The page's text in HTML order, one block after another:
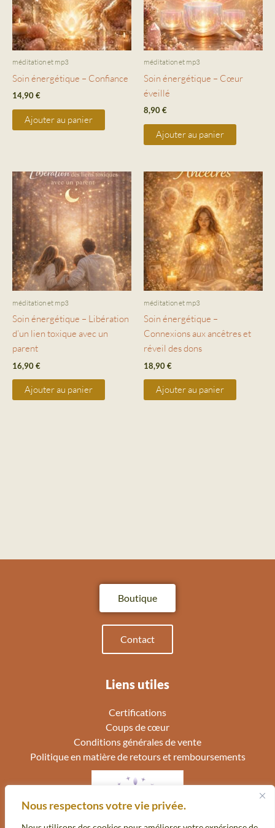
Nous respectons votre vie privée.
méditation et mp3
Soin énergétique – Confiance
14,90€
Ajouter au panier
méditation et mp3
Soin énergétique – Cœur
éveillé
8,90€
Ajouter au panier
méditation et mp3
Soin énergétique – Libération
d’un lien toxique avec un
parent
16,90€
Ajouter au panier
méditation et mp3
Soin énergétique –
Connexions aux ancêtres et
réveil des dons
18,90€
Ajouter au panier
Liens utiles
Certifications
Coups de cœur
Conditions générales de vente
Politique en matière de retours et remboursements
Boutique
Contact